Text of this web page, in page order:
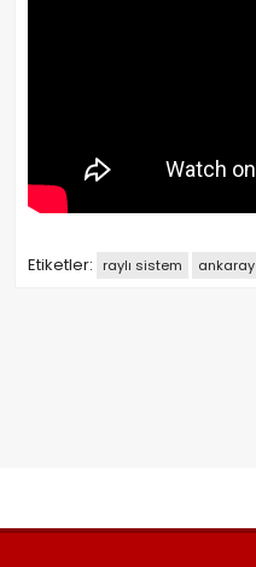
Etiketler: raylı sistem ankaray